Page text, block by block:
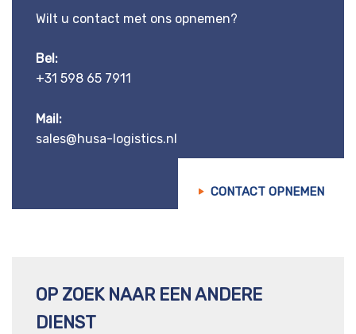
Wilt u contact met ons opnemen?
Bel:
+31 598 65 7911
Mail:
sales@husa-logistics.nl
CONTACT OPNEMEN
OP ZOEK NAAR EEN ANDERE
DIENST